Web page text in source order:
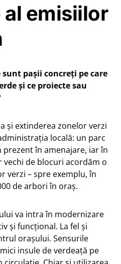
al emisiilor
pașii concreți pe care
și ce proiecte sau
și extinderea zonelor verzi
locală: un parc
prezent în amenajare, iar în
de blocuri acordăm o
verzi – spre exemplu, în
de arbori în oraș.
va intra în modernizare
și funcțional. La fel și
orașului. Sensurile
insule de verdeață pe